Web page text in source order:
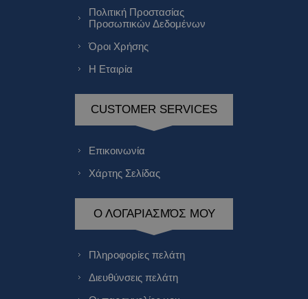
Πολιτική Προστασίας
Προσωπικών Δεδομένων
Όροι Χρήσης
Η Εταιρία
CUSTOMER SERVICES
Επικοινωνία
Χάρτης Σελίδας
Ο ΛΟΓΑΡΙΑΣΜΌΣ ΜΟΥ
Πληροφορίες πελάτη
Διευθύνσεις πελάτη